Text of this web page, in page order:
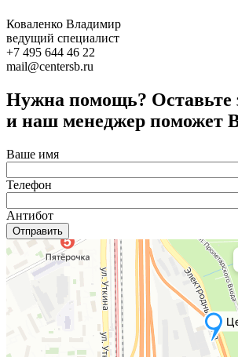
Коваленко Владимир
ведущий специалист
+7 495 644 46 22
mail@centersb.ru
Нужна помощь? Оставьте
и наш менеджер поможет
Ваше имя
Телефон
Антибот
Отправить